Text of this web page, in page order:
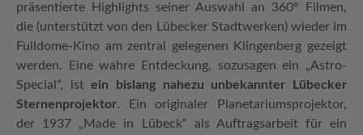
präsentierte Highlights seiner Auswahl an 360° Filmen,
die (unterstützt von den Lübecker Stadtwerken) wieder im
Fulldome-Kino am zentral gelegenen Klingenberg gezeigt
werden. Eine wahre Entdeckung, sozusagen ein „Astro-
Special“, istein bislang nahezu unbekannter Lübecker
Sternenprojektor. Ein originaler Planetariumsprojektor,
der 1937 „Made in Lübeck“ als Auftragsarbeit für ein